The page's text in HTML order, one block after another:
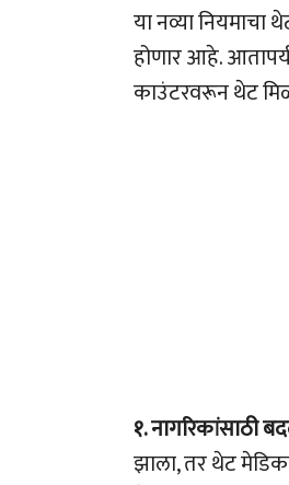
या नव्या
होणार आहे.
काउंटरवरून थेट
१. नागरिकांसाठी
झाला, तर थेट